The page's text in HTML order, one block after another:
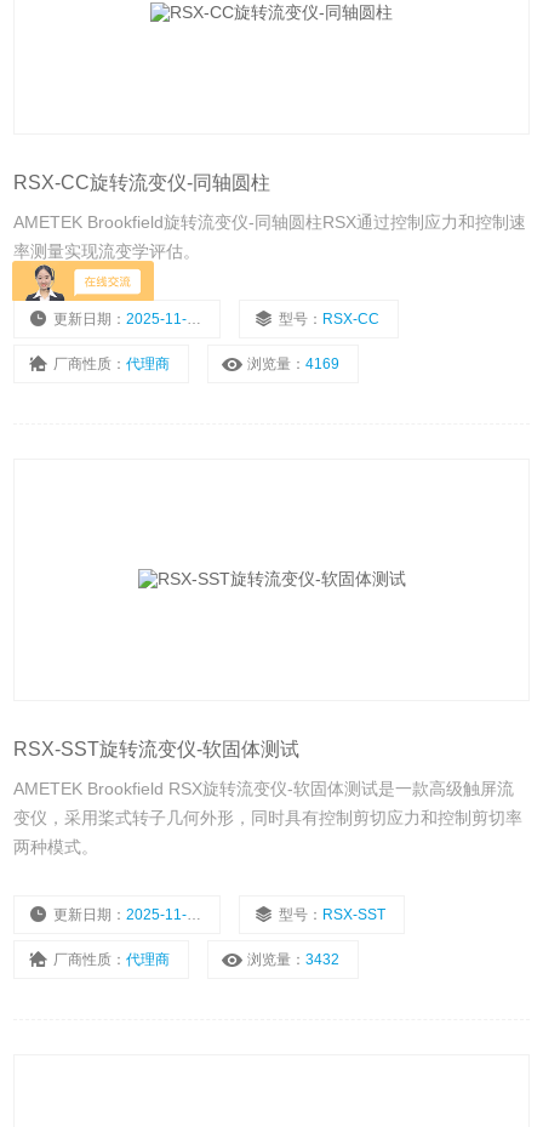
RSX-CC旋转流变仪-同轴圆柱
AMETEK Brookfield旋转流变仪-同轴圆柱RSX通过控制应力和控制速
率测量实现流变学评估。
更新日期：2025-11-08 型号： RSX-CC
厂商性质：代理商 浏览量：4169
RSX-SST旋转流变仪-软固体测试
AMETEK Brookfield RSX旋转流变仪-软固体测试是一款高级触屏流
变仪，采用桨式转子几何外形，同时具有控制剪切应力和控制剪切率
两种模式。
更新日期：2025-11-08 型号： RSX-SST
厂商性质：代理商 浏览量：3432